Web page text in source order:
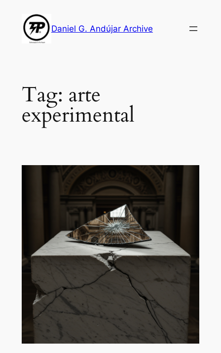
content
Daniel G. Andújar Archive
Tag: arte
experimental